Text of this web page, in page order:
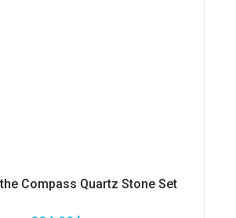
Compass Quartz Stone Set